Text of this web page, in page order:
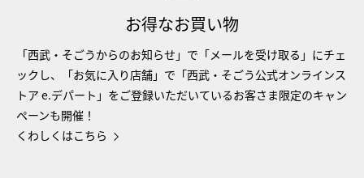
お得なお買い物
「西武・そごうからのお知らせ」で「メールを受け取る」にチェ
ックし、「お気に入り店舗」で「西武・そごう公式オンラインス
トア e.デパート」をご登録いただいているお客さま限定のキャン
ペーンも開催！
くわしくはこちら